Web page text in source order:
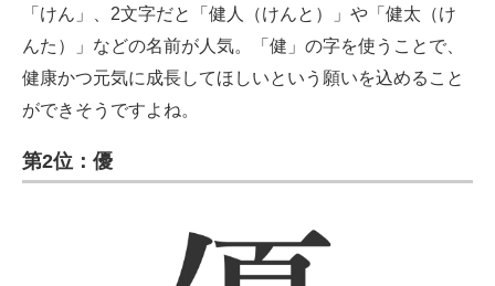
「けん」、2文字だと「健人（けんと）」や「健太（け
んた）」などの名前が人気。「健」の字を使うことで、
健康かつ元気に成長してほしいという願いを込めること
ができそうですよね。
第2位：優